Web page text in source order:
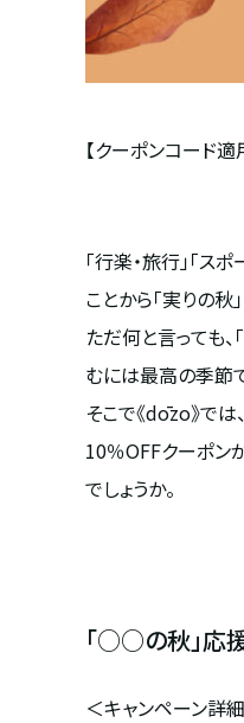
【クーポンコード
「行楽・旅行」「ス
ことから「実りの秋
ただ何と言っても
むには最高の季節
そこで《dōzo》で
10％OFFクーポン
でしょうか。
「○○の秋」応
＜キャンペーン詳